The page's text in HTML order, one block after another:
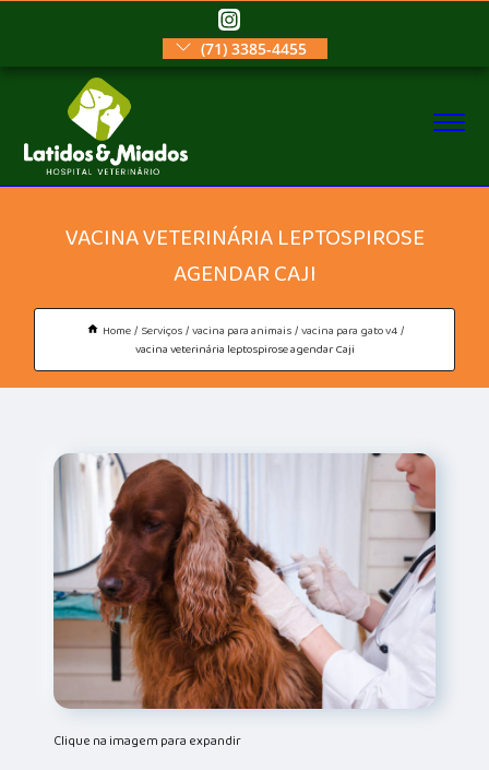
(71) 3385-4455
VACINA VETERINÁRIA LEPTOSPIROSE
AGENDAR CAJI
Home Serviços vacina para animais vacina para gato v4
vacina veterinária leptospirose agendar Caji
Clique na imagem para expandir